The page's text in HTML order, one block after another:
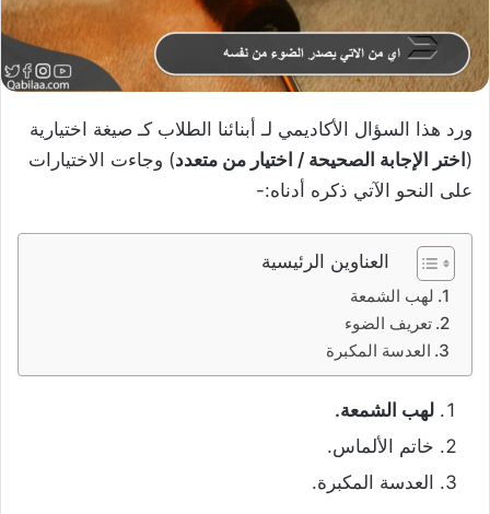
ورد هذا السؤال الأكاديمي لـ أبنائنا الطلاب كـ صيغة اختيارية
( اختر الإجابة الصحيحة / اختيار من متعدد) وجاءت الاختيارات
على النحو الآتي ذكره أدناه:-
العناوين الرئيسية
لهب الشمعة
تعريف الضوء
العدسة المكبرة
لهب الشمعة.
خاتم الألماس.
العدسة المكبرة.